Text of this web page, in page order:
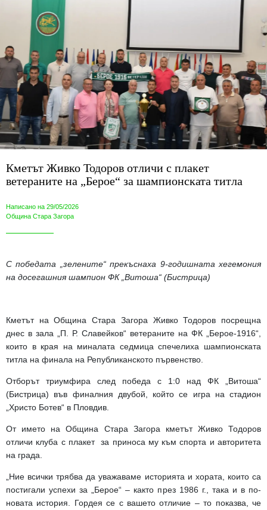
Кметът Живко Тодоров отличи с плакет
ветераните на „Берое“ за шампионската титла
Написано на 29/05/2026
Община Стара Загора
С победата „зелените“ прекъснаха 9-годишната хегемония
на досегашния шампион ФК „Витоша“ (Бистрица)
Кметът на Община Стара Загора Живко Тодоров посрещна
днес в зала „П. Р. Славейков“ ветераните на ФК „Берое-1916“,
които в края на миналата седмица спечелиха шампионската
титла на финала на Републиканското първенство.
Отборът триумфира след победа с 1:0 над ФК „Витоша“
(Бистрица) във финалния двубой, който се игра на стадион
„Христо Ботев“ в Пловдив.
От името на Община Стара Загора кметът Живко Тодоров
отличи клуба с плакет за приноса му към спорта и авторитета
на града.
„Ние всички трябва да уважаваме историята и хората, които са
постигали успехи за „Берое“ – както през 1986 г., така и в по-
новата история. Гордея се с вашето отличие – то показва, че